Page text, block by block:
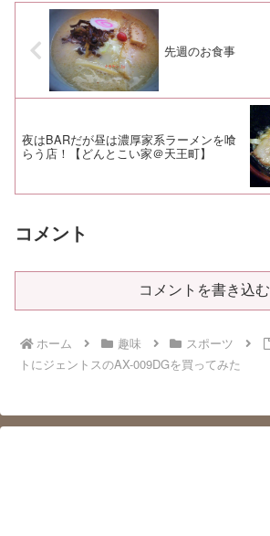
先週のお食事
夜はBARだが昼は濃厚家系ラーメンを喰
らう店！【どんとこい家＠天王町】
コメント
コメントを書き込む
ホーム 趣味 スポーツ
トにジェントスのAX-009DGを買ってみた